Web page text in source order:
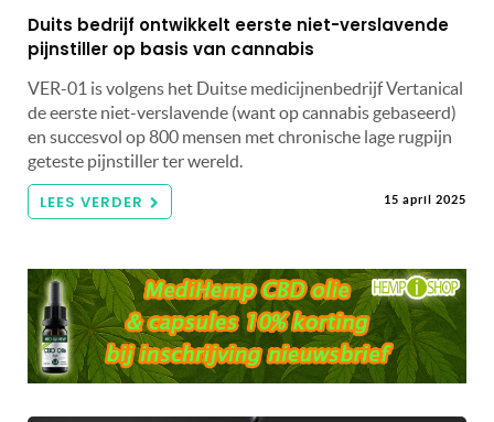
Duits bedrijf ontwikkelt eerste niet-verslavende
pijnstiller op basis van cannabis
VER-01 is volgens het Duitse medicijnenbedrijf Vertanical
de eerste niet-verslavende (want op cannabis gebaseerd)
en succesvol op 800 mensen met chronische lage rugpijn
geteste pijnstiller ter wereld.
LEES VERDER 15 april 2025